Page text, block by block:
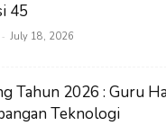
45
- July 18, 2026
Tahun 2026 : Guru
Teknologi